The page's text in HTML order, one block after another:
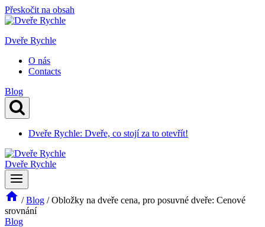
Přeskočit na obsah
Dveře Rychle
O nás
Contacts
Blog
Dveře Rychle: Dveře, co stojí za to otevřít!
Dveře Rychle
/ Blog / Obložky na dveře cena, pro posuvné dveře: Cenové
srovnání
Blog